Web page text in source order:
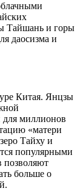
Тайшань и горы
даосизма и
Китая. Янцзы
для миллионов
«матери
Тайху и
популярными
позволяют
больше о